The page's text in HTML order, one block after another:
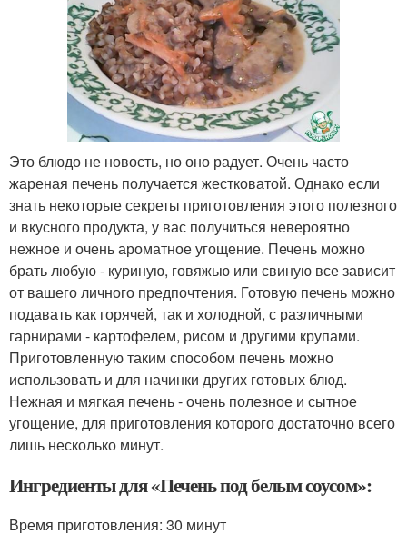
Это блюдо не новость, но оно радует. Очень часто
жареная печень получается жестковатой. Однако если
знать некоторые секреты приготовления этого полезного
и вкусного продукта, у вас получиться невероятно
нежное и очень ароматное угощение. Печень можно
брать любую - куриную, говяжью или свиную все зависит
от вашего личного предпочтения. Готовую печень можно
подавать как горячей, так и холодной, с различными
гарнирами - картофелем, рисом и другими крупами.
Приготовленную таким способом печень можно
использовать и для начинки других готовых блюд.
Нежная и мягкая печень - очень полезное и сытное
угощение, для приготовления которого достаточно всего
лишь несколько минут.
Ингредиенты для «Печень под белым соусом»:
Время приготовления: 30 минут